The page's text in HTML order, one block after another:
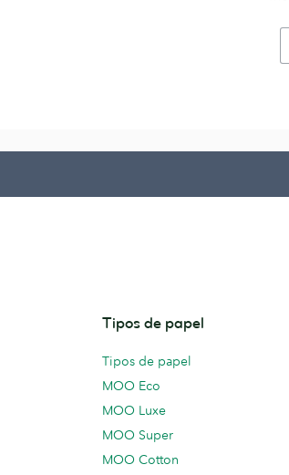
Tipos de papel
Tipos de papel
MOO Eco
MOO Luxe
MOO Super
MOO Cotton